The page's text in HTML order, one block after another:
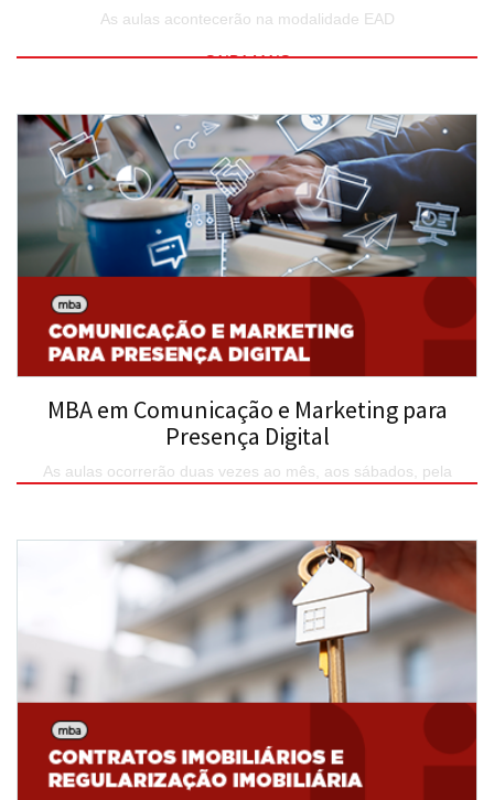
As aulas acontecerão na modalidade EAD
SAIBA MAIS
MBA em Comunicação e Marketing para
Presença Digital
As aulas ocorrerão duas vezes ao mês, aos sábados, pela
SAIBA MAIS